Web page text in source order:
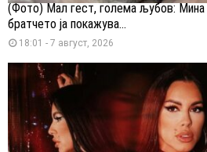
(Фото) Мал гест, голема љубов: Мина
братчето ја покажува...
18:01 - 7 август, 2026